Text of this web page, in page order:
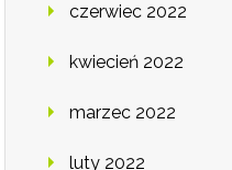
czerwiec 2022
kwiecień 2022
marzec 2022
luty 2022